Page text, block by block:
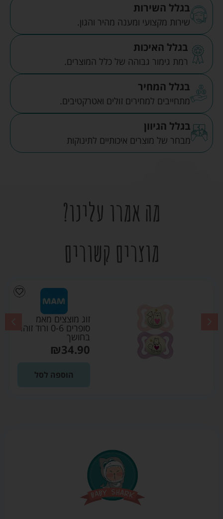
בגלל השירות
שירות מקצועי ומענה מהיר והגון.
בגלל האיכות
רמת גימור גבוהה של כלל המוצרים.
בגלל המחיר
מתחייבים למחירים זולים ואטרקטיבים.
בגלל הגיוון
מבחר של מוצרים איכותיים לתינוקות
מה אמרו עלינו?
מוצרים קשורים
זוג מוצצים מאמ
סופרים 0-6 ורוד זוהר
בחושך
₪34.90
הוספה לסל